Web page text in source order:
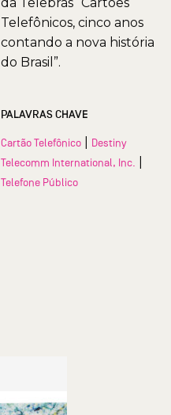
Telefônicos, cinco anos
contando a nova história
do Brasil”.
PALAVRAS CHAVE
Cartão Telefônico
Destiny
Telecomm International, Inc.
Telefone Público